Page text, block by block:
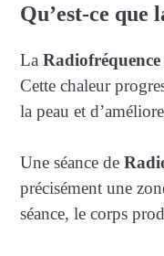
Qu’est-ce que
La Radiofréquence
Cette chaleur
la peau et
Une séance de
précisément une
séance, le corps